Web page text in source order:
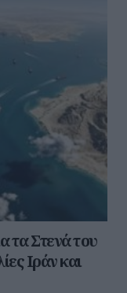
τα Στενά του
Ιράν και